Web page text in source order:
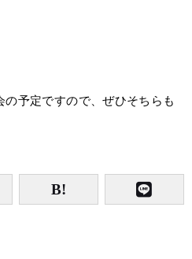
予定ですので、ぜひそちらも